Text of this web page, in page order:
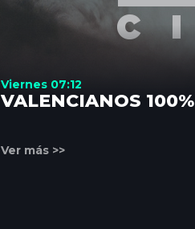
Viernes 07:12
VALENCIANOS 100%
Ver más >>